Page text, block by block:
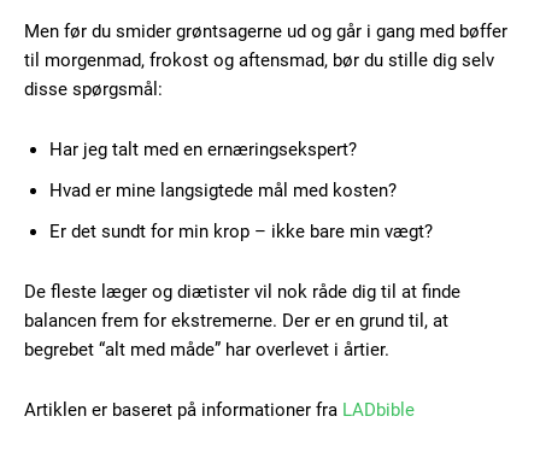
Men før du smider grøntsagerne ud og går i gang med bøffer
til morgenmad, frokost og aftensmad, bør du stille dig selv
disse spørgsmål:
Har jeg talt med en ernæringsekspert?
Hvad er mine langsigtede mål med kosten?
Er det sundt for min krop – ikke bare min vægt?
De fleste læger og diætister vil nok råde dig til at finde
balancen frem for ekstremerne. Der er en grund til, at
begrebet “alt med måde” har overlevet i årtier.
Artiklen er baseret på informationer fra LADbible